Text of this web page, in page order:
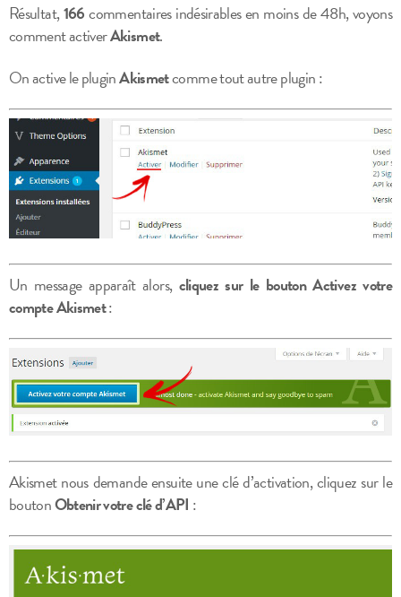
Résultat,166commentaires indésirables en moins de 48h, voyons
comment activerAkismet.
On active le pluginAkismetcomme tout autre plugin :
Un message apparaît alors, cliquez sur le bouton Activez votre
compte Akismet:
Akismet nous demande ensuite une clé d’activation, cliquez sur le
boutonObtenir votre clé d’API :